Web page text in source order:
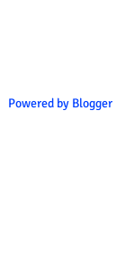
Powered by Blogger